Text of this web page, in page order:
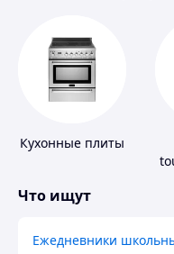
Кухонные плиты
Что ищут
Ежедневники